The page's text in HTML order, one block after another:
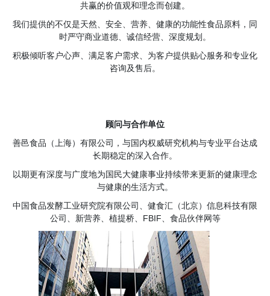
共赢的价值观和理念而创建。
我们提供的不仅是天然、安全、营养、健康的功能性食品原料，同
时严守商业道德、诚信经营、深度规划。
积极倾听客户心声、满足客户需求、为客户提供贴心服务和专业化
咨询及售后。
顾问与合作单位
善邑食品（上海）有限公司，与国内权威研究机构与专业平台达成
长期稳定的深入合作。
以期更有深度与广度地为国民大健康事业持续带来更新的健康理念
与健康的生活方式。
中国食品发酵工业研究院有限公司、健食汇（北京）信息科技有限
公司、新营养、植提桥、FBIF、食品伙伴网等